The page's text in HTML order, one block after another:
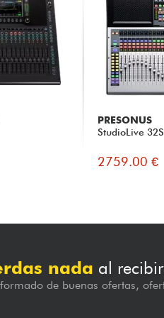
PRESONUS
StudioLive
2759.00 €
nada al
de buenas ofertas,